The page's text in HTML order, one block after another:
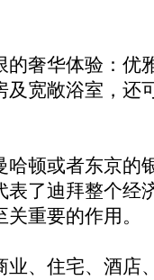
的奢华体验：优
及宽敞浴室，还
哈顿或者东京的
表了迪拜整个经
重要的作用。
业、住宅、酒店